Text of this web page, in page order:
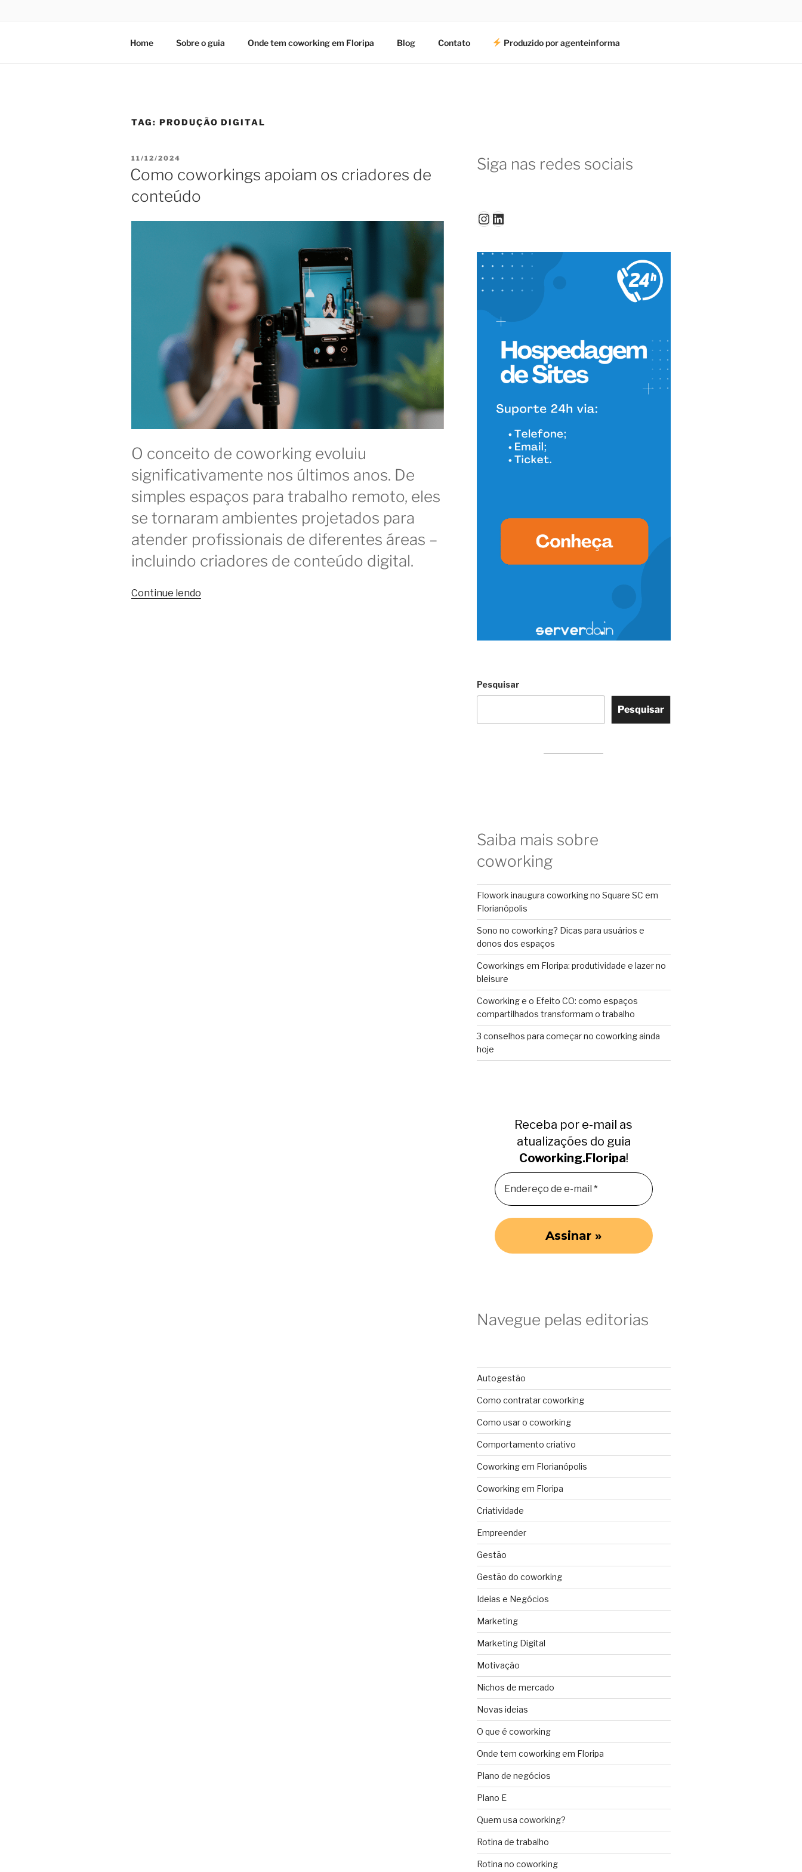
Home Sobre o guia Onde tem coworking em Floripa Blog Contato Produzido por agenteinforma
TAG: PRODUÇÃO DIGITAL
PUBLICADO
EM
11/12/2024
Como coworkings apoiam os criadores de
conteúdo
O conceito de coworking evoluiu
significativamente nos últimos anos. De
simples espaços para trabalho remoto, eles
se tornaram ambientes projetados para
atender profissionais de diferentes áreas –
incluindo criadores de conteúdo digital.
Continue lendo
Siga nas redes sociais
Instagram
LinkedIn
Pesquisar
Pesquisar
Saiba mais sobre
coworking
Flowork inaugura coworking no Square SC em
Florianópolis
Sono no coworking? Dicas para usuários e
donos dos espaços
Coworkings em Floripa: produtividade e lazer no
bleisure
Coworking e o Efeito CO: como espaços
compartilhados transformam o trabalho
3 conselhos para começar no coworking ainda
hoje
Receba por e-mail as
atualizações do guia
Coworking.Floripa!
Navegue pelas editorias
Autogestão
Como contratar coworking
Como usar o coworking
Comportamento criativo
Coworking em Florianópolis
Coworking em Floripa
Criatividade
Empreender
Gestão
Gestão do coworking
Ideias e Negócios
Marketing
Marketing Digital
Motivação
Nichos de mercado
Novas ideias
O que é coworking
Onde tem coworking em Floripa
Plano de negócios
Plano E
Quem usa coworking?
Rotina de trabalho
Rotina no coworking